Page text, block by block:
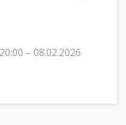
– 08.02.2026